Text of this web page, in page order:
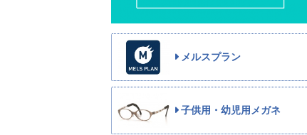
メルスプラン
子供用・幼児用メガネ